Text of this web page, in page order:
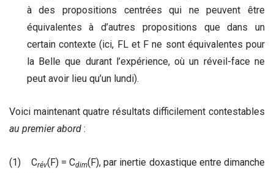
à des propositions centrées qui ne peuvent être
équivalentes à d’autres propositions que dans un
certain contexte (ici, FL et F ne sont équivalentes pour
la Belle que durant l’expérience, où un réveil-face ne
peut avoir lieu qu’un lundi).
Voici maintenant quatre résultats difficilement contestables
au premier abord :
(1) Crév(F) = Cdim(F), par inertie doxastique entre dimanche